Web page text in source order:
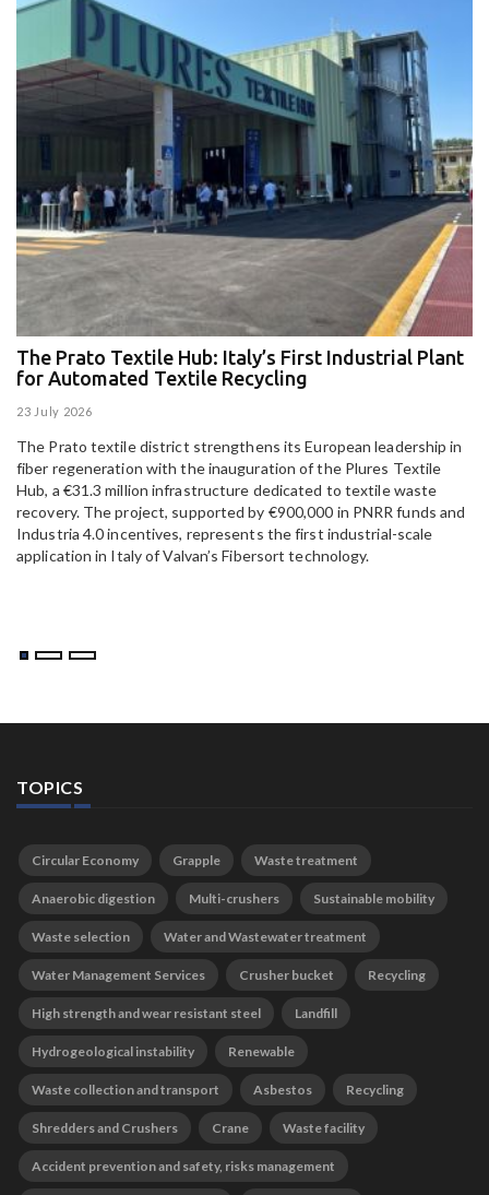
The Prato Textile Hub: Italy’s First Industrial Plant
for Automated Textile Recycling
23 July 2026
The Prato textile district strengthens its European leadership in
fiber regeneration with the inauguration of the Plures Textile
Hub, a €31.3 million infrastructure dedicated to textile waste
recovery. The project, supported by €900,000 in PNRR funds and
Industria 4.0 incentives, represents the first industrial-scale
application in Italy of Valvan’s Fibersort technology.
TOPICS
Circular Economy Grapple Waste treatment
Anaerobic digestion Multi-crushers Sustainable mobility
Waste selection Water and Wastewater treatment
Water Management Services Crusher bucket Recycling
High strength and wear resistant steel Landfill
Hydrogeological instability Renewable
Waste collection and transport Asbestos Recycling
Shredders and Crushers Crane Waste facility
Accident prevention and safety, risks management